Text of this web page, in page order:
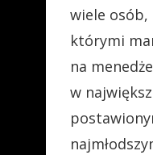
wiele osób,
którymi
na
w